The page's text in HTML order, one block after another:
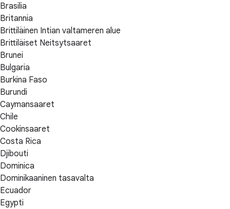
Brasilia
Britannia
Brittiläinen Intian valtameren alue
Brittiläiset Neitsytsaaret
Brunei
Bulgaria
Burkina Faso
Burundi
Caymansaaret
Chile
Cookinsaaret
Costa Rica
Djibouti
Dominica
Dominikaaninen tasavalta
Ecuador
Egypti